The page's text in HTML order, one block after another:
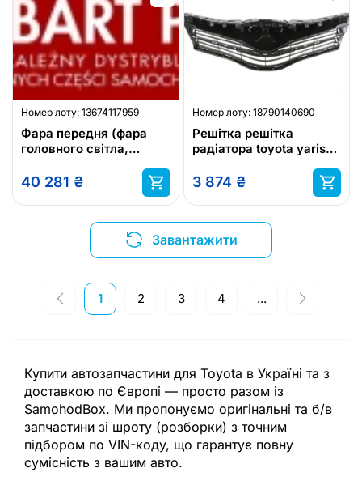
Номер лоту: 13674117959
Фара передня (фара
головного світла,
toyota oem номер
40 281 ₴
Номер лоту: 18790140690
Решітка решітка
радіатора toyota yaris
3 874 ₴
Завантажити
1 2 3 4 ...
Купити автозапчастини для Toyota в Україні та з
доставкою по Європі — просто разом із
SamohodBox. Ми пропонуємо оригінальні та б/в
запчастини зі шроту (розборки) з точним
підбором по VIN-коду, що гарантує повну
сумісність з вашим авто.